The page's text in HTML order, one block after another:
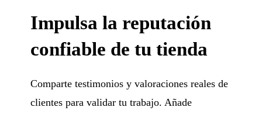
Impulsa la reputación
confiable de tu tienda
Comparte testimonios y valoraciones reales de
clientes para validar tu trabajo. Añade